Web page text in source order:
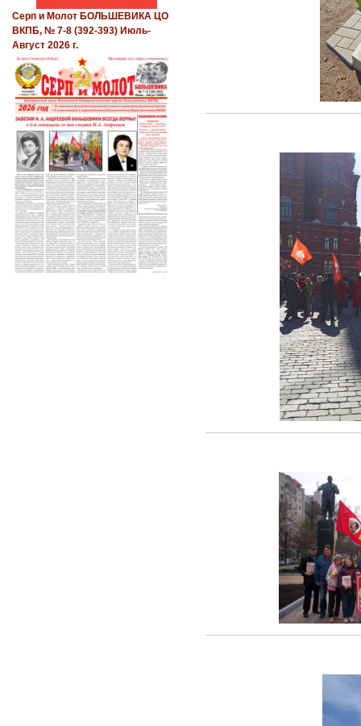
Серп и Молот БОЛЬШЕВИКА ЦО
ВКПБ, № 7-8 (392-393) Июль-
Август 2026 г.